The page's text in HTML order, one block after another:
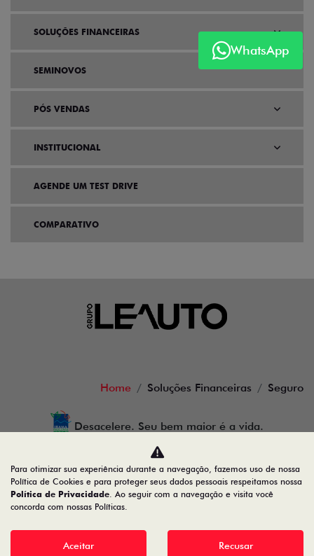
WhatsApp
SOLUÇÕES FINANCEIRAS
SEMINOVOS
PÓS VENDAS
INSTITUCIONAL
AGENDE UM TEST DRIVE
COMPARATIVO
Home Soluções Financeiras Seguro
Desacelere. Seu bem maior é a vida.
LEAUTO MILANO VEICULOS LTDA
26.454.149/0001-34
Desenvolvido pela DEALERSPACE ® Direitos Reservados.
Para otimizar sua experiência durante a navegação, fazemos uso de nossa
Política de Cookies e para proteger seus dados pessoais respeitamos nossa
Política de Privacidade. Ao seguir com a navegação e visita você
concorda com nossas Políticas.
Aceitar Recusar